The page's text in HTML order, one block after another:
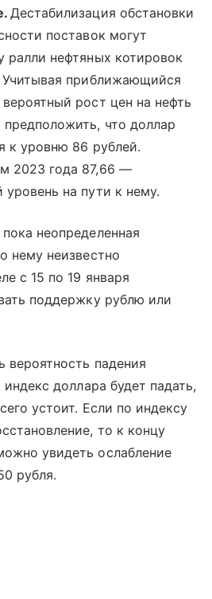
Дестабилизация обстановки
поставок могут
ралли нефтяных котировок
Учитывая приближающийся
рост цен на нефть
что доллар
к уровню 86 рублей.
2023 года 87,66 —
на пути к нему.
неопределенная
нему неизвестно
с 15 по 19 января
поддержку рублю или
вероятность падения
доллара будет падать,
устоит. Если по индексу
то к концу
увидеть ослабление
рубля.